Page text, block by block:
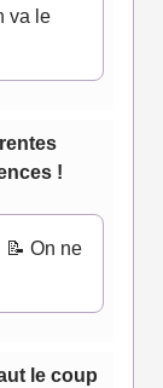
va le
!
📝 On ne
le coup